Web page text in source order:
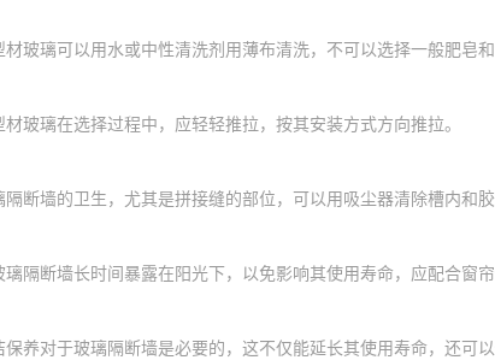
材玻璃可以用水或中性清洗剂用薄布清洗，不可以选择一般肥皂
材玻璃在选择过程中，应轻轻推拉，按其安装方式方向推拉。
隔断墙的卫生，尤其是拼接缝的部位，可以用吸尘器清除槽内和胶
璃隔断墙长时间暴露在阳光下，以免影响其使用寿命 ， 应配合窗帘
保养对于玻璃隔断墙是必要的，这不仅能延长其使用寿命，还可